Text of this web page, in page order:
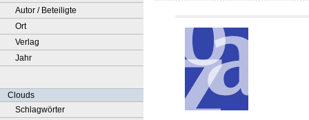
Autor / Beteiligte
Ort
Verlag
Jahr
Clouds
Schlagwörter